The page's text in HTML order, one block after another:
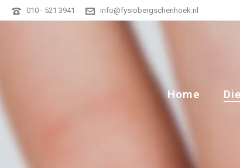
010 - 521 3941 info@fysiobergschenhoek.nl
Home